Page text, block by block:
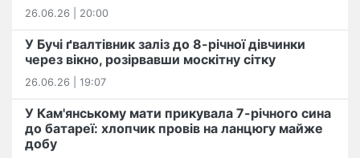
26.06.26 | 20:00
У Бучі ґвалтівник заліз до 8-річної дівчинки
через вікно, розірвавши москітну сітку
26.06.26 | 19:07
У Кам'янському мати прикувала 7-річного сина
до батареї: хлопчик провів на ланцюгу майже
добу